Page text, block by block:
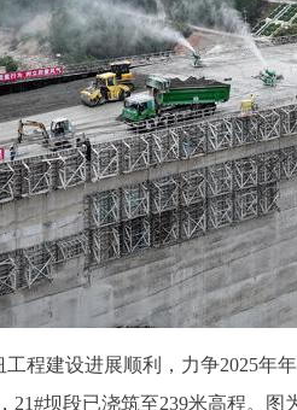
程建设进展顺利，力争2025年
坝段已浇筑至239米高程。